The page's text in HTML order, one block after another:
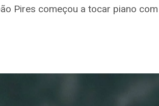
Pires começou a tocar piano